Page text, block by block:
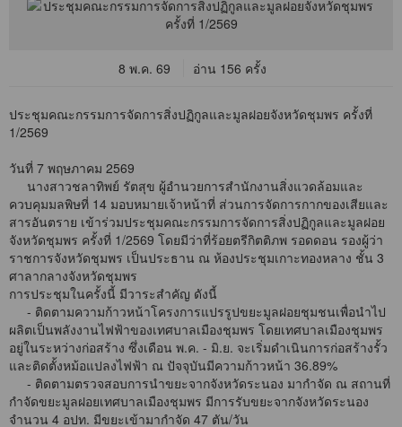
8 พ.ค. 69 อ่าน 156 ครั้ง
ประชุมคณะกรรมการจัดการสิ่งปฏิกูลและมูลฝอยจังหวัดชุมพร ครั้งที่
1/2569
วันที่ 7 พฤษภาคม 2569
นางสาวชลาทิพย์ รัตสุข ผู้อำนวยการสำนักงานสิ่งแวดล้อมและ
ควบคุมมลพิษที่ 14 มอบหมายเจ้าหน้าที่ ส่วนการจัดการกากของเสียและ
สารอันตราย เข้าร่วมประชุมคณะกรรมการจัดการสิ่งปฏิกูลและมูลฝอย
จังหวัดชุมพร ครั้งที่ 1/2569 โดยมีว่าที่ร้อยตรีกิตติภพ รอดดอน รองผู้ว่า
ราชการจังหวัดชุมพร เป็นประธาน ณ ห้องประชุมเกาะทองหลาง ชั้น 3
ศาลากลางจังหวัดชุมพร
การประชุมในครั้งนี้ มีวาระสำคัญ ดังนี้
- ติดตามความก้าวหน้าโครงการแปรรูปขยะมูลฝอยชุมชนเพื่อนำไป
ผลิตเป็นพลังงานไฟฟ้าของเทศบาลเมืองชุมพร โดยเทศบาลเมืองชุมพร
อยู่ในระหว่างก่อสร้าง ซึ่งเดือน พ.ค. - มิ.ย. จะเริ่มดำเนินการก่อสร้างรั้ว
และติดตั้งหม้อแปลงไฟฟ้า ณ ปัจจุบันมีความก้าวหน้า 36.89%
- ติดตามตรวจสอบการนำขยะจากจังหวัดระนอง มากำจัด ณ สถานที่
กำจัดขยะมูลฝอยเทศบาลเมืองชุมพร มีการรับขยะจากจังหวัดระนอง
จำนวน 4 อปท. มีขยะเข้ามากำจัด 47 ตัน/วัน